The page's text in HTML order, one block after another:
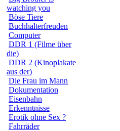
watching you
Böse Tiere
Buchhalterfreuden
Computer
DDR 1 (Filme über
die)
DDR 2 (Kinoplakate
aus der)
Die Frau im Mann
Dokumentation
Eisenbahn
Erkenntnisse
Erotik ohne Sex ?
Fahrräder